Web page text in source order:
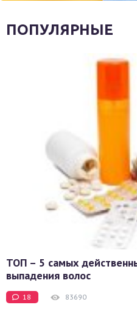
ПОПУЛЯРНЫЕ
ТОП – 5 самых
выпадения волос
18 83690